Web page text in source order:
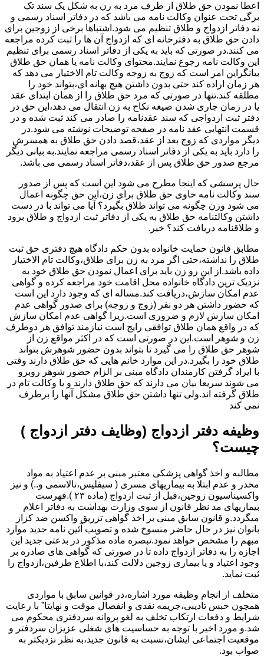
اعطا نمودن حق طلاق از طرف مرد به زن به شکل یک سند تک
برگی تحت عنوان وکالت نامه می باشد که در دفاتر اسناد رسمی و
نه دفاتر ازدواج و طلاق تنظیم می شود.اشتباها برخی از زوجین برای
دادن حق طلاق به دفترخانه ای که ازدواج آن ها را ثبت کرده مراجعه
می کنند.در صورتی که باید به یکی از دفاتر اسناد رسمی برای تنظیم
این وکالت نامه رجوع نمایند.محتوای وکالت نامه یا همان حق طلاق
بیانگراین امر است که زوج به زوجه وکالت تام الاختیار می دهد که
هر زمان اراده کند حتی بدون داشتن هیچ بهانه ای،بتواند خود را
مطلقه کند.تنها در صورتی که مرد حق طلاق را از همان ابتدای عقد
یا در زمان جاری شدن صیغه نکاح به زن انتقال می دهد،این حق در
دفتر ثبت ازدواجی که سند عقدنامه را صادر می کند ثبت شده و در
قسمت انتهایی عقد نامه در صفحه توضیحات نوشته می شود.در
دیگر مواردی که زوج بعد از عقد،قصد دادن حق طلاق به همسرش
را دارد باید به یکی از دفاتر اسناد رسمی مراجعه نمایند.به بیانی دیگر
مرجع صدور حق طلاق پس از عقد،دفاتر اسناد رسمی می باشد.
حال پرسشی که اینجا مطرح می شود این است که پس از صدور
سند وکالت نامه حاوی حق طلاق برای زن،این حق چگونه اعمال
می شود وزن چگونه می تواند طلاق بگیرد؟ آیا می تواند با در دست
داشتن وکالتنامه حق طلاق به یکی از دفاتر ثبت ازدواج و طلاق برود
و طلاقنامه دریافت کند؟ خیر.
مطابق قانون حمایت خانواده بدون حکم دادگاه هیچ دفتری حق ثبت
طلاق را نداشته،حتی اگر مرد به زن برای طلاق،وکالت تام الاختیار
داده باشد.از این رو زن باید برای اعمال نمودن حق طلاق خود به
نزدیک ترین دادگاه خانواده محل اقامت خود مراجعه کرده و گواهی
عدم امکان سازش،دریافت کند.مساله ای که وجود دارد این است
که حضور داشتن هر دو نفر (زوج و زوجه) برای صدور گواهی عدم
امکان سازش لازم و ضروری است.زیرا گواهی عدم امکان سازش
که در واقع همان طلاق توافقی رایج است نیازمند توافق هر دوطرف
زن و شوهر است.این در صورتی است که در اکثر مواقع زن از
شوهر حق طلاق را می گیرد تا بتواند بدون حضور شوهرش بتواند
طلاق خود را بگیرد.در این موارد خانم هایی که حق طلاق دارند وقتی
با ایراد گرفتن کارمندان دادگاه مبنی بر الزام حضور شوهر روبرو
می شوند سریعا بیان می دارند که حق طلاق دارند و یا وکالت تام در
طلاق گرفته اند.ولی تنها داشتن حق طلاق مشکل آنها را برطرف
نمی کند
وظیفه دفتر ازدواج (وظایف دفتر ازدواج )
چیست؟
مطالبه و اخذ گواهی پزشکی معتبر مبنی بر عدم اعتیاد به مواد
مخدر و عدم ابتلا به بیماریهای مسری ( سیفلیس،تالاسمی و..) و نیز
واکسیناسیون زوجین،قبل از ثبت ازدواج (ماده ۲۳ ).فهرست
بیماریهای مد نظر قانون از سوی وزارت بهداشت به دفاتر اعلام
میگردد.و قانون سابق مبنی بر اخذ گواهی تزریق واکسن ضد کزاز
بانوان نیز در حال حاضر منسوخ شده و تصویب آئین نامه جدید موارد
مبهم را مشخص خواهد نمود.تبصره ماده مذکور در بدعتی جدید این
اجازه را به دفاتر ازدواج داده تا در صورتی که گواهی های صادره بر
وجود اعتیاد و یا بیماری زوجین دلالت کند،با اطلاع طرفین،ازدواج را
ثبت نماید.
متخلف از انجام وظیفه مورد اشاره،در قوانین سابق با مواردی
همچون حبس تادیبی،جریمه نقدی و انفصال موقت و نهایتا” با رعایت
شرایط و دفعات ارتکاب تخلف به لغو پروانه سردفتری محکوم می
شد.و مورد اخیر با توجه به حساسیت های شغلی عزیزان سردفتر و
موقعیت اجتماعی ایشان،نسبت به قانون جدید،به نظر نزدیکتر به
صواب بود.